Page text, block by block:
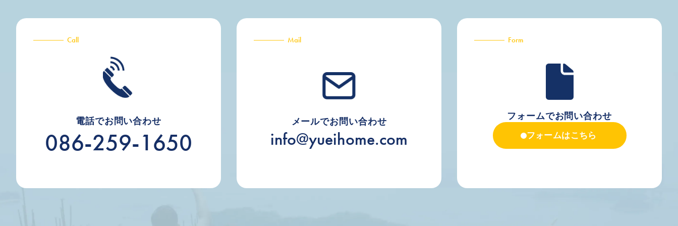
Call
電話でお問い合わせ
086-259-1650
Mail
メールでお問い合わせ
info@yueihome.com
Form
フォームでお問い合わせ
フォームはこちら